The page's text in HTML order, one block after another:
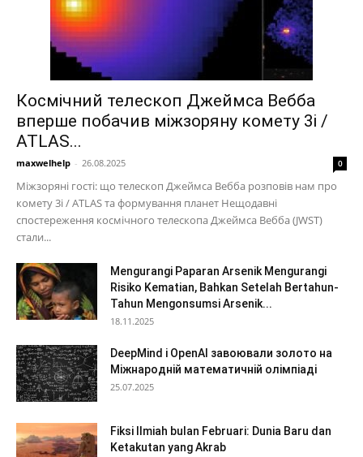
Космічний телескоп Джеймса Вебба
вперше побачив міжзоряну комету 3i /
ATLAS...
maxwelhelp - 26.08.2025 0
Міжзоряні гості: що телескоп Джеймса Вебба розповів нам про
комету 3i / ATLAS та формування планет Нещодавні
спостереження космічного телескопа Джеймса Вебба (JWST)
стали...
Mengurangi Paparan Arsenik Mengurangi
Risiko Kematian, Bahkan Setelah Bertahun-
Tahun Mengonsumsi Arsenik...
18.11.2025
DeepMind і OpenAI завоювали золото на
Міжнародній математичній олімпіаді
25.07.2025
Fiksi Ilmiah bulan Februari: Dunia Baru dan
Ketakutan yang Akrab